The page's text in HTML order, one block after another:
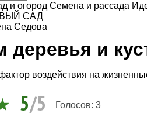
и огород Семена и рассада
САД
Седова
деревья и
воздействия на
5/5 Голосов: 3